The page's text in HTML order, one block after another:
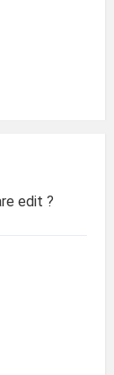
edit ?